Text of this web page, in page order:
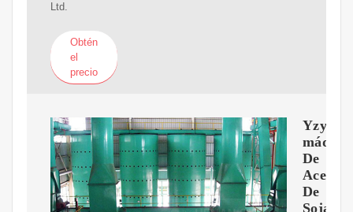
Ltd.
Obtén
el
precio
De
Aceite
De
Soja